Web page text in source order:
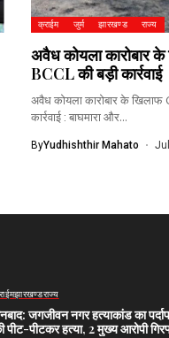
क्राईम जुर्म झारखण्ड राज्य
अवैध कोयला कारोबार
BCCL की बड़ी कार्रवाई
अवैध कोयला कारोबार के खिलाफ
कार्रवाई : बाघमारा और...
ByYudhishthir Mahato
झारखण्डराज्य
जगजीवन नगर हत्याकांड का
पीट-पीटकर हत्या, 2 मुख्य आरोपी